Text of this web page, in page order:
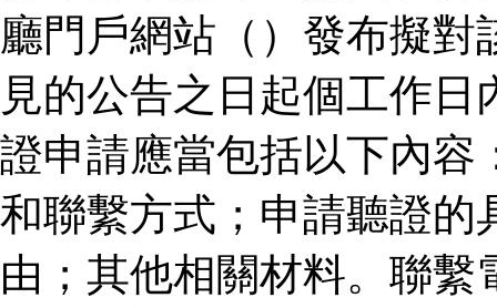
廳門戶網站（）發布擬
見的公告之日起個工作
證申請應當包括以下內容
和聯繫方式；申請聽證的
由；其他相關材料。聯